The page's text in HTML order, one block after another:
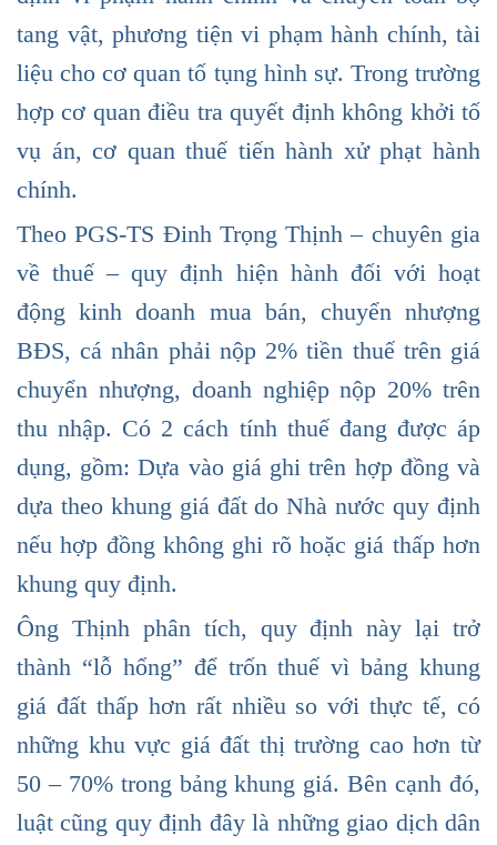
tang vật, phương tiện vi phạm hành chính, tài
liệu cho cơ quan tố tụng hình sự. Trong trường
hợp cơ quan điều tra quyết định không khởi tố
vụ án, cơ quan thuế tiến hành xử phạt hành
chính.
Theo PGS-TS Đinh Trọng Thịnh – chuyên gia
về thuế – quy định hiện hành đối với hoạt
động kinh doanh mua bán, chuyển nhượng
BĐS, cá nhân phải nộp 2% tiền thuế trên giá
chuyển nhượng, doanh nghiệp nộp 20% trên
thu nhập. Có 2 cách tính thuế đang được áp
dụng, gồm: Dựa vào giá ghi trên hợp đồng và
dựa theo khung giá đất do Nhà nước quy định
nếu hợp đồng không ghi rõ hoặc giá thấp hơn
khung quy định.
Ông Thịnh phân tích, quy định này lại trở
thành “lỗ hổng” để trốn thuế vì bảng khung
giá đất thấp hơn rất nhiều so với thực tế, có
những khu vực giá đất thị trường cao hơn từ
50 – 70% trong bảng khung giá. Bên cạnh đó,
luật cũng quy định đây là những giao dịch dân